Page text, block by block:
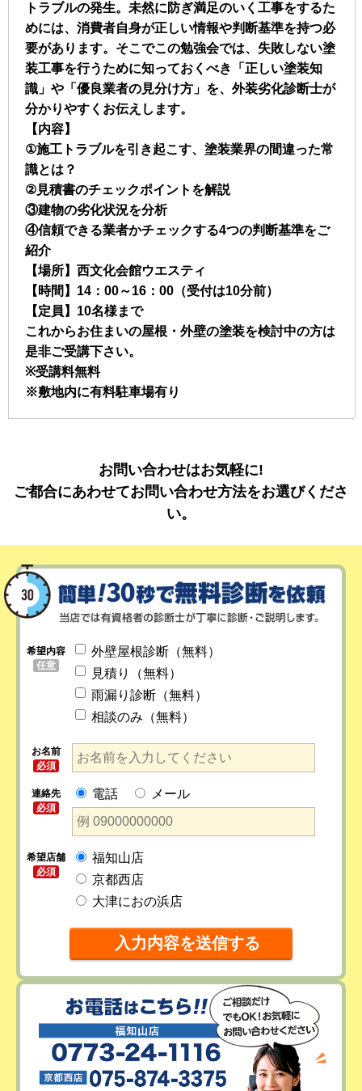
トラブルの発生。未然に防ぎ満足のいく工事をするた
めには、消費者自身が正しい情報や判断基準を持つ必
要があります。そこでこの勉強会では、失敗しない塗
装工事を行うために知っておくべき「正しい塗装知
識」や「優良業者の見分け方」を、外装劣化診断士が
分かりやすくお伝えします。
【内容】
①施工トラブルを引き起こす、塗装業界の間違った常
識とは？
②見積書のチェックポイントを解説
③建物の劣化状況を分析
④信頼できる業者かチェックする4つの判断基準をご
紹介
【場所】西文化会館ウエスティ
【時間】14：00～16：00（受付は10分前）
【定員】10名様まで
これからお住まいの屋根・外壁の塗装を検討中の方は
是非ご受講下さい。
※受講料無料
※敷地内に有料駐車場有り
お問い合わせはお気軽に!
ご都合にあわせてお問い合わせ方法をお選びくださ
い。
希望内容
任意
外壁屋根診断（無料）
見積り（無料）
雨漏り診断（無料）
相談のみ（無料）
お名前
必須
連絡先
必須
電話 メール
希望店舗
必須
福知山店
京都西店
大津におの浜店